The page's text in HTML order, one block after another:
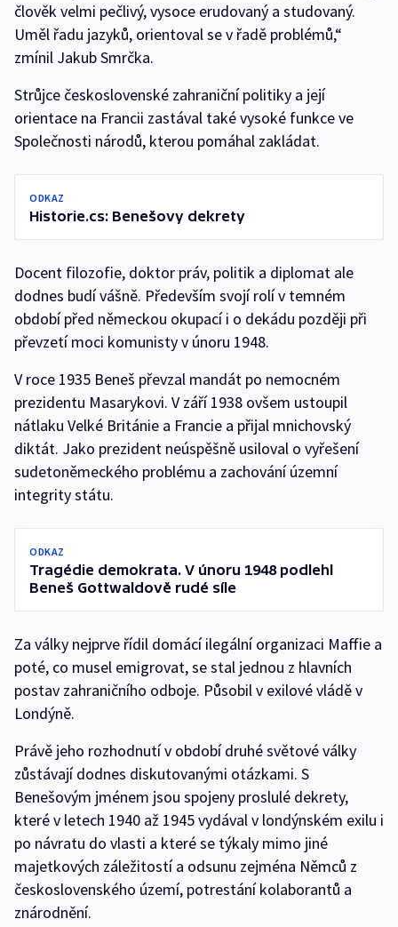
člověk velmi pečlivý, vysoce erudovaný a studovaný.
Uměl řadu jazyků, orientoval se v řadě problémů,“
zmínil Jakub Smrčka.
Strůjce československé zahraniční politiky a její
orientace na Francii zastával také vysoké funkce ve
Společnosti národů, kterou pomáhal zakládat.
ODKAZ
Historie.cs: Benešovy dekrety
Docent filozofie, doktor práv, politik a diplomat ale
dodnes budí vášně. Především svojí rolí v temném
období před německou okupací i o dekádu později při
převzetí moci komunisty v únoru 1948.
V roce 1935 Beneš převzal mandát po nemocném
prezidentu Masarykovi. V září 1938 ovšem ustoupil
nátlaku Velké Británie a Francie a přijal mnichovský
diktát. Jako prezident neúspěšně usiloval o vyřešení
sudetoněmeckého problému a zachování územní
integrity státu.
ODKAZ
Tragédie demokrata. V únoru 1948 podlehl
Beneš Gottwaldově rudé síle
Za války nejprve řídil domácí ilegální organizaci Maffie a
poté, co musel emigrovat, se stal jednou z hlavních
postav zahraničního odboje. Působil v exilové vládě v
Londýně.
Právě jeho rozhodnutí v období druhé světové války
zůstávají dodnes diskutovanými otázkami. S
Benešovým jménem jsou spojeny proslulé dekrety,
které v letech 1940 až 1945 vydával v londýnském exilu i
po návratu do vlasti a které se týkaly mimo jiné
majetkových záležitostí a odsunu zejména Němců z
československého území, potrestání kolaborantů a
znárodnění.